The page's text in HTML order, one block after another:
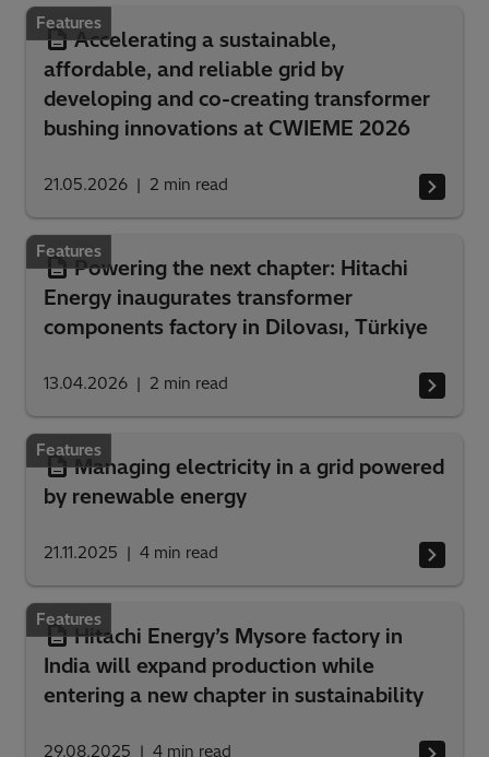
Filtrer par
Features
Accelerating a sustainable,
affordable, and reliable grid by
developing and co-creating transformer
bushing innovations at CWIEME 2026
21.05.2026 min read
Powering the next chapter: Hitachi
Energy inaugurates transformer
components factory in Dilovası, Türkiye
13.04.2026 2
Features
Managing electricity in a grid powered
by renewable energy
21.11.2025 min read
Hitachi Energy’s Mysore factory in